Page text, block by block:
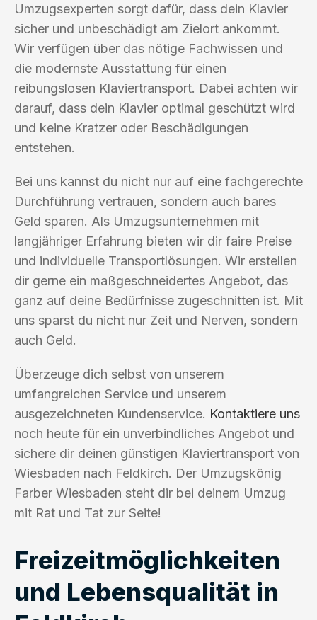
Umzugsexperten sorgt dafür, dass dein Klavier
sicher und unbeschädigt am Zielort ankommt.
Wir verfügen über das nötige Fachwissen und
die modernste Ausstattung für einen
reibungslosen Klaviertransport. Dabei achten wir
darauf, dass dein Klavier optimal geschützt wird
und keine Kratzer oder Beschädigungen
entstehen.
Bei uns kannst du nicht nur auf eine fachgerechte
Durchführung vertrauen, sondern auch bares
Geld sparen. Als Umzugsunternehmen mit
langjähriger Erfahrung bieten wir dir faire Preise
und individuelle Transportlösungen. Wir erstellen
dir gerne ein maßgeschneidertes Angebot, das
ganz auf deine Bedürfnisse zugeschnitten ist. Mit
uns sparst du nicht nur Zeit und Nerven, sondern
auch Geld.
Überzeuge dich selbst von unserem
umfangreichen Service und unserem
ausgezeichneten Kundenservice. Kontaktiere uns
noch heute für ein unverbindliches Angebot und
sichere dir deinen günstigen Klaviertransport von
Wiesbaden nach Feldkirch. Der Umzugskönig
Farber Wiesbaden steht dir bei deinem Umzug
mit Rat und Tat zur Seite!
Freizeitmöglichkeiten
und Lebensqualität in